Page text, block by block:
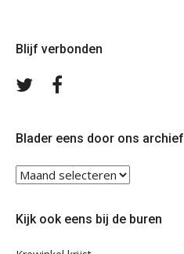
Blijf verbonden
Volg
Blader eens door ons archief
Blader
ons
Kijk ook eens bij de buren